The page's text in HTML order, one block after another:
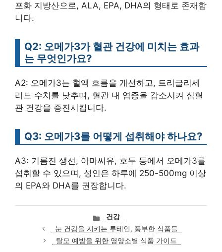
포화 지방산으로, ALA, EPA, DHA의 형태로 존재합
니다.
Q2: 오메가3가 혈관 건강에 미치는 효과
는 무엇인가요?
A2: 오메가3는 혈액 흐름을 개선하고, 트리글리세
리드 수치를 낮추며, 혈관 내 염증을 감소시켜 심혈
관 건강을 증진시킵니다.
Q3: 오메가3를 어떻게 섭취해야 하나요?
A3: 기름진 생선, 아마씨유, 호두 등에서 오메가3를
섭취할 수 있으며, 성인은 하루에 250-500mg 이상
의 EPA와 DHA를 권장합니다.
카
테
고
리
건강
눈 건강을 지키는 루테인, 풍부한 식품들
탈모 예방을 위한 영양소별 식품 가이드